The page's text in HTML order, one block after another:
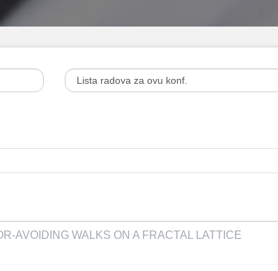
AVOIDING WALKS ON A FRACTAL LATTICE